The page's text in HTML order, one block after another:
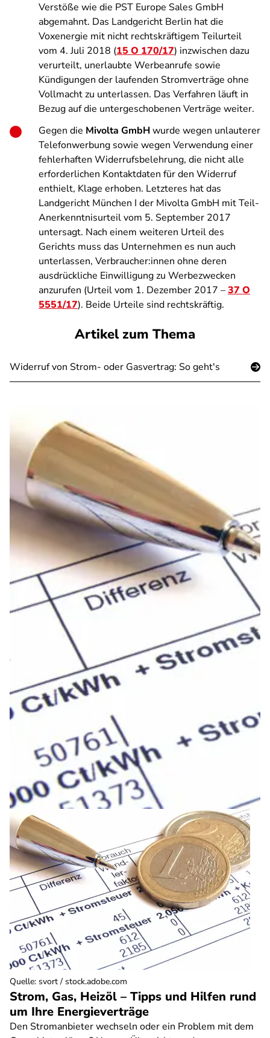
Verstöße wie die PST Europe Sales GmbH
abgemahnt. Das Landgericht Berlin hat die
Voxenergie mit nicht rechtskräftigem Teilurteil
vom 4. Juli 2018 (15 O 170/17) inzwischen dazu
verurteilt, unerlaubte Werbeanrufe sowie
Kündigungen der laufenden Stromverträge ohne
Vollmacht zu unterlassen. Das Verfahren läuft in
Bezug auf die untergeschobenen Verträge weiter.
Gegen die Mivolta GmbHwurde wegen unlauterer
Telefonwerbung sowie wegen Verwendung einer
fehlerhaften Widerrufsbelehrung, die nicht alle
erforderlichen Kontaktdaten für den Widerruf
enthielt, Klage erhoben. Letzteres hat das
Landgericht München I der Mivolta GmbH mit Teil-
Anerkenntnisurteil vom 5. September 2017
untersagt. Nach einem weiteren Urteil des
Gerichts muss das Unternehmen es nun auch
unterlassen, Verbraucher:innen ohne deren
ausdrückliche Einwilligung zu Werbezwecken
anzurufen (Urteil vom 1. Dezember 2017 –37 O
5551/17). Beide Urteile sind rechtskräftig.
Artikel zum Thema
Widerruf von Strom- oder Gasvertrag: So geht's
Strom, Gas, Heizöl – Tipps und Hilfen rund
um Ihre Energieverträge
Den Stromanbieter wechseln oder ein Problem mit dem
Quelle: svort / stock.adobe.com